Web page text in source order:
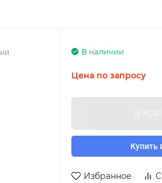
В наличии
Цена по запросу
В
Купить
Избранное